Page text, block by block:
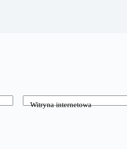
Witryna internetowa